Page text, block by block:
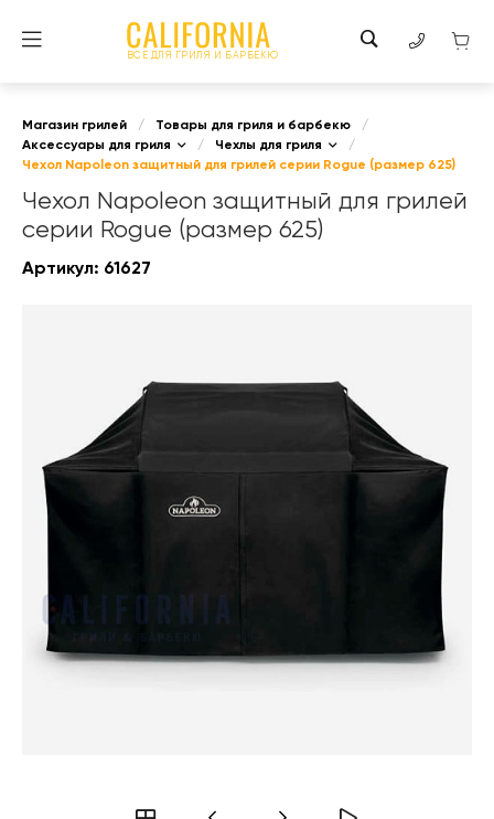
ВСЕ ДЛЯ ГРИЛЯ И БАРБЕКЮ
Магазин грилей / Товары для гриля и барбекю
/
Аксессуары для гриля
/ Чехлы для гриля
/
Чехол Napoleon защитный для грилей серии Rogue (размер 625)
Чехол Napoleon защитный для грилей
серии Rogue (размер 625)
Артикул: 61627